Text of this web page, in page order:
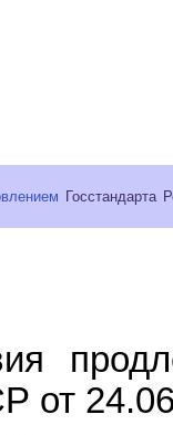
Госстандарта
от